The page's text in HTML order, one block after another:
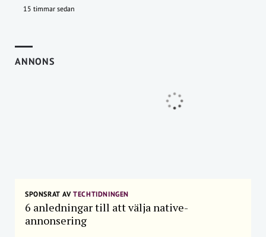
15 timmar sedan
ANNONS
SPONSRAT AVTECHTIDNINGEN
6 anledningar till att välja native-
annonsering